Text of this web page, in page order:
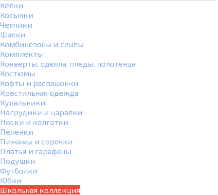
Кепки
Косынки
Чепчики
Шапки
Комбинезоны и слипы
Комплекты
Конверты, одеяла, пледы, полотенца
Костюмы
Кофты и распашонки
Крестильная одежда
Купальники
Нагрудики и царапки
Носки и колготки
Пеленки
Пижамы и сорочки
Платья и сарафаны
Подушки
Футболки
Юбки
Школьная коллекция